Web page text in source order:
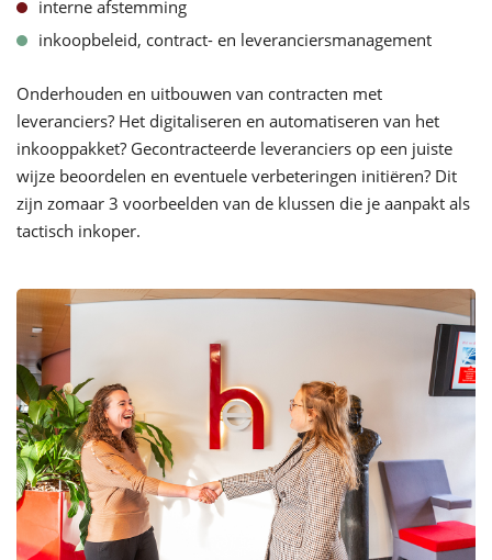
interne afstemming
inkoopbeleid, contract- en leveranciersmanagement
Onderhouden en uitbouwen van contracten met
leveranciers? Het digitaliseren en automatiseren van het
inkooppakket? Gecontracteerde leveranciers op een juiste
wijze beoordelen en eventuele verbeteringen initiëren? Dit
zijn zomaar 3 voorbeelden van de klussen die je aanpakt als
tactisch inkoper.